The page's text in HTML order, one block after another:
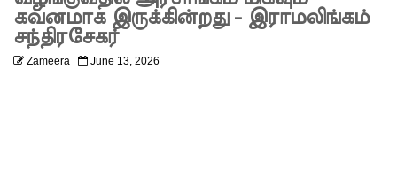
பற்றிய
கருத்து -
கவனமாக இருக்கின்றது - இராமலிங்கம்
சந்திரசேகர்
Zameera June 13, 2026